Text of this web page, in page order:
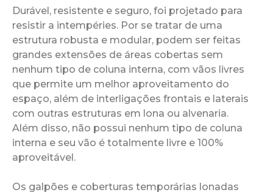
Durável, resistente e seguro, foi projetado para
resistir a intempéries. Por se tratar de uma
estrutura robusta e modular, podem ser feitas
grandes extensões de áreas cobertas sem
nenhum tipo de coluna interna, com vãos livres
que permite um melhor aproveitamento do
espaço, além de interligações frontais e laterais
com outras estruturas em lona ou alvenaria.
Além disso, não possui nenhum tipo de coluna
interna e seu vão é totalmente livre e 100%
aproveitável.
Os galpões e coberturas temporárias lonadas